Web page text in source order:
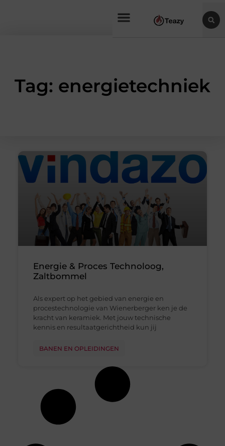
Tag: energietechniek
Energie & Proces Technoloog,
Zaltbommel
Als expert op het gebied van energie en
procestechnologie van Wienerberger ken je de
kracht van keramiek. Met jouw technische
kennis en resultaatgerichtheid kun jij
BANEN EN OPLEIDINGEN